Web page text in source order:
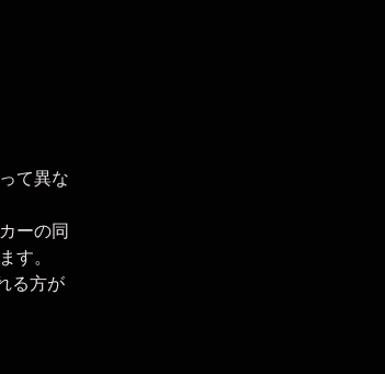
て異な
ーの同
す。
る方が